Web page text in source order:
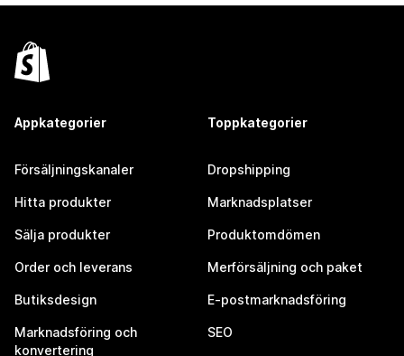
Appkategorier
Försäljningskanaler
Hitta produkter
Sälja produkter
Order och leverans
Butiksdesign
Marknadsföring och
konvertering
Toppkategorier
Dropshipping
Marknadsplatser
Produktomdömen
Merförsäljning och paket
E-postmarknadsföring
SEO